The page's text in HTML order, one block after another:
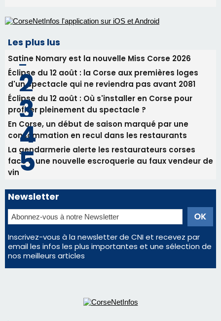
profiter pleinement du spectacle ?
consommation en recul dans les restaurants
La gendarmerie alerte les restaurateurs corses
face à une nouvelle escroquerie au faux vendeur de
vin
Newsletter
Inscrivez-vous à la newsletter de CNI et recevez par
email les infos les plus importantes et une sélection de
nos meilleurs articles
Régie publicitaire
Mentions légales
Nous contacter